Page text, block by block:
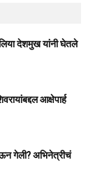
देशमुख यांनी घेतले
आक्षेपार्ह
गेली? अभिनेत्रीचं